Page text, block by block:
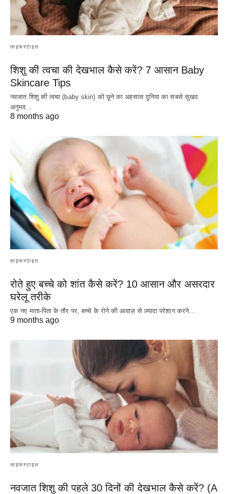
लाइफस्टाइल
शिशु की त्वचा की देखभाल कैसे करें? 7 आसान Baby
Skincare Tips
नवजात शिशु की त्वचा (baby skin) को छूने का अहसास दुनिया का सबसे सुखद
अनुभव…
8 months ago
लाइफस्टाइल
रोते हुए बच्चे को शांत कैसे करें? 10 आसान और असरदार
घरेलू तरीके
एक नए माता-पिता के तौर पर, बच्चे के रोने की आवाज़ से ज़्यादा परेशान करने…
9 months ago
लाइफस्टाइल
नवजात शिशु की पहले 30 दिनों की देखभाल कैसे करें? (A